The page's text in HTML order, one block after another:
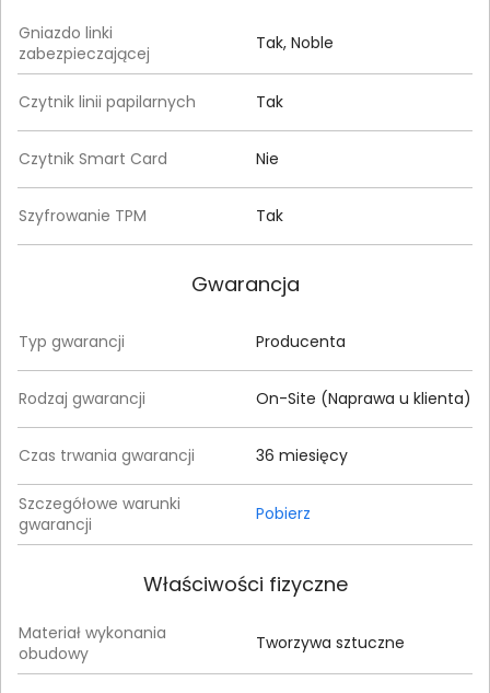
Gniazdo linki
zabezpieczającej
Tak, Noble
Czytnik linii papilarnych Tak
Czytnik Smart Card Nie
Szyfrowanie TPM Tak
Gwarancja
Typ gwarancji Producenta
Rodzaj gwarancji On-Site (Naprawa u klienta)
Czas trwania gwarancji 36 miesięcy
Szczegółowe warunki
gwarancji
Pobierz
Właściwości fizyczne
Materiał wykonania
obudowy
Tworzywa sztuczne